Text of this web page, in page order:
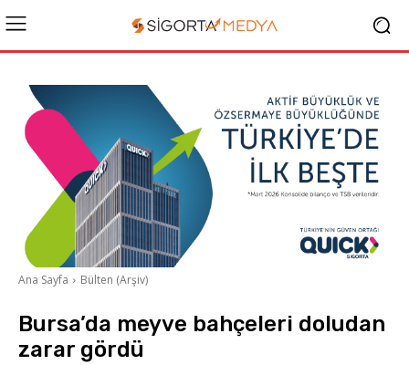
Ana Sayfa Bülten (Arşiv)
Bursa’da meyve bahçeleri doludan
zarar gördü